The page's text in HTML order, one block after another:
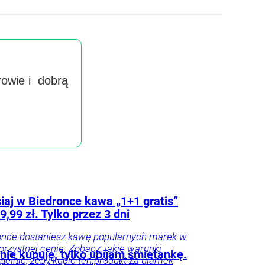
i dobrą
w Biedronce kawa „1+1 gratis”
zł. Tylko przez 3 dni
dostaniesz kawę popularnych marek w
cenie. Zobacz, jakie warunki
żeby kupić ten produkt za ułamek
kupuję, tylko ubijam śmietankę.